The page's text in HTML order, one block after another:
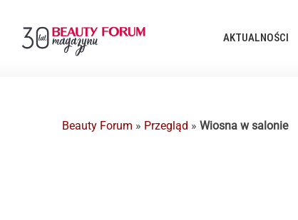
AKTUALNOŚCI
Beauty Forum » Przegląd » Wiosna w salonie